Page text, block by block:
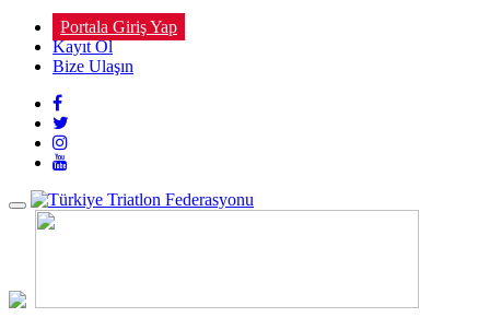
Portala Giriş Yap
Kayıt Ol
Bize Ulaşın
Toggle
navigation